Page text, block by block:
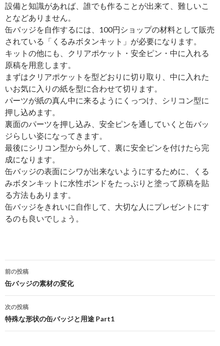
設備と知識があれば、誰でも作ることが出来て、難しいこ
となどありません。
缶バッジを自作するには、100円ショップの材料として販売
されている「くるみボタンキット」が必要になります。
キットの他にも、クリアポケット・安全ピン・中に入れる
原稿を用意します。
まずはクリアポケットを型どおりに切り取り、中に入れた
いお気に入りの紙を型に合わせて切ります。
パーツが紙の真ん中に来るようにくっつけ、シリコン型に
押し込めます。
裏面のパーツを押し込み、安全ピンを通していくと缶バッ
ジらしい姿になってきます。
最後にシリコン型から外して、裏に安全ピンを付けたら完
成になります。
缶バッジの表面にシワが出来ないようにするために、くる
みボタンキットに水性ボンドをたっぷりと塗って原稿を貼
る方法もあります。
缶バッジをきれいに自作して、大切な人にプレゼントにす
るのも良いでしょう。
投
稿
ナ
前の投稿
缶バッジの素材の変化
次の投稿
特殊な形状の缶バッジと用途 Part1